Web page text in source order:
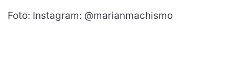
Foto: Instagram: @marianmachismo